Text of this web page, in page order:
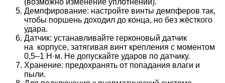
Демпфирование: настройте винты демпферов так,
чтобы поршень доходил до конца, но без жёсткого
удара.
Датчик: устанавливайте герконовый датчик
на корпусе, затягивая винт крепления с моментом
0,5–1 Н·м. Не допускайте ударов по датчику.
Хранение: предохранять от попадания влаги и
пыли.